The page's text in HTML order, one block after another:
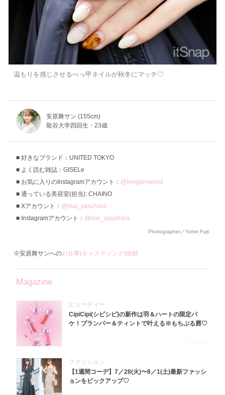
温もりを感じさせるべっ甲ネイルが秋冬にマッチ♡
安原舞サン (155cm)
龍谷大学四回生・23歳
好きなブランド：UNITED TOKYO
よく読む雑誌：GISELe
お気に入りのInstagramアカウント： @liveglenwood
通っている美容室(担当): CHAINO
Xアカウント： @mai_yasuhara
Instagramアカウント： @mai_yasuhara
Photographer／Yohei Fujii
※安原舞サンへのお仕事(キャスティング)依頼
Magazine
ビューティー
CipiCipi(シピシピ)の新作は羽＆ハートの限定パ
ケ！プランパー＆ティントで叶える※もちぷる唇♡
ファッション
【1週間コーデ】7／28(火)〜8／1(土)最新ファッシ
ョンをピックアップ♡